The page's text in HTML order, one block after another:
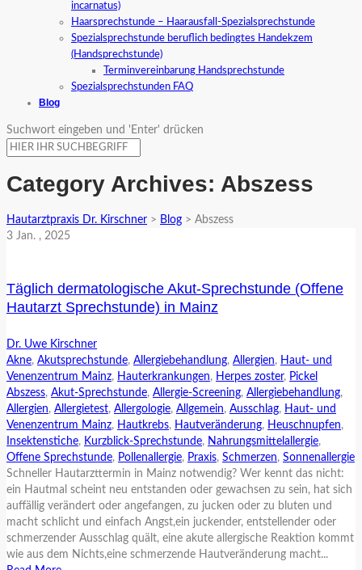
incarnatus)
Haarsprechstunde – Haarausfall-Spezialsprechstunde
Spezialsprechstunde beruflich bedingtes Handekzem
(Handsprechstunde)
Terminvereinbarung Handsprechstunde
Spezialsprechstunden FAQ
Blog
Suchwort eingeben und 'Enter' drücken
Category Archives: Abszess
Hautarztpraxis Dr. Kirschner > Blog > Abszess
3 Jan. , 2025
Täglich dermatologische Akut-Sprechstunde (Offene
Hautarzt Sprechstunde) in Mainz
Dr. Uwe Kirschner
Akne, Akutsprechstunde, Allergiebehandlung, Allergien, Haut- und
Venenzentrum Mainz, Hauterkrankungen, Herpes zoster, Pickel
Abszess, Akut-Sprechstunde, Allergie-Screening, Allergiebehandlung,
Allergien, Allergietest, Allergologie, Allgemein, Ausschlag, Haut- und
Venenzentrum Mainz, Hautkrebs, Hautveränderung, Heuschnupfen,
Insektenstiche, Kurzblick-Sprechstunde, Nahrungsmittelallergie,
Offene Sprechstunde, Pollenallergie, Praxis, Schmerzen, Sonnenallergie
Schneller Hautarzttermin in Mainz notwendig? Wer kennt das nicht:
ein Hautmal scheint neu entstanden oder gewachsen zu sein, hat sich
auffällig verändert oder angefangen, zu jucken oder zu bluten und
macht schlicht und einfach Angst,ein juckender, entstellender oder
schmerzender Ausschlag quält, eine akute allergische Reaktion kommt
wie aus dem Nichts,eine schmerzende Hautveränderung macht...